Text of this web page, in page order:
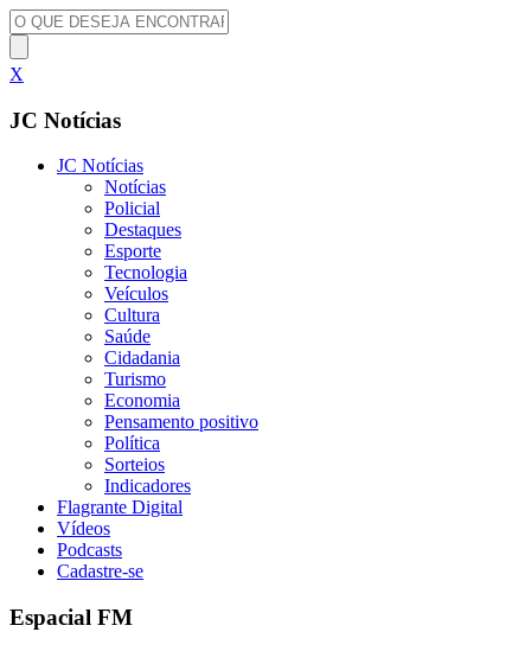
X
JC Notícias
JC Notícias
Notícias
Policial
Destaques
Esporte
Tecnologia
Veículos
Cultura
Saúde
Cidadania
Turismo
Economia
Pensamento positivo
Política
Sorteios
Indicadores
Flagrante Digital
Vídeos
Podcasts
Cadastre-se
Espacial FM